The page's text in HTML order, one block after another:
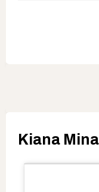
Kiana